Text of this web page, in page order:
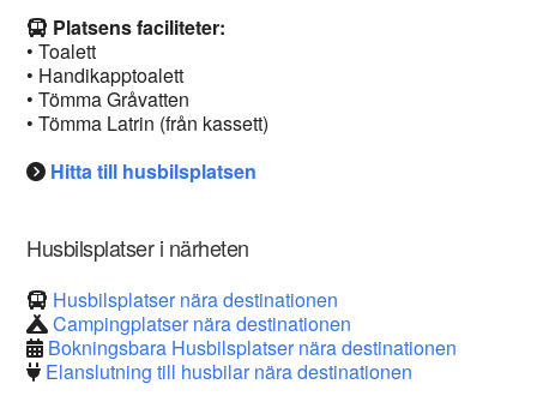
Platsens faciliteter:
• Toalett
• Handikapptoalett
• Tömma Gråvatten
• Tömma Latrin (från kassett)
Hitta till husbilsplatsen
Husbilsplatser i närheten
Husbilsplatser nära destinationen
Campingplatser nära destinationen
Bokningsbara Husbilsplatser nära destinationen
Elanslutning till husbilar nära destinationen